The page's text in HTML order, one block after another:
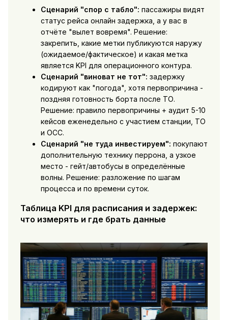
Сценарий "спор с табло": пассажиры видят
статус рейса онлайн задержка, а у вас в
отчёте "вылет вовремя". Решение:
закрепить, какие метки публикуются наружу
(ожидаемое/фактическое) и какая метка
является KPI для операционного контура.
Сценарий "виноват не тот": задержку
кодируют как "погода", хотя первопричина -
поздняя готовность борта после ТО.
Решение: правило первопричины + аудит 5-10
кейсов еженедельно с участием станции, ТО
и OCC.
Сценарий "не туда инвестируем": покупают
дополнительную технику перрона, а узкое
место - гейт/автобусы в определённые
волны. Решение: разложение по шагам
процесса и по времени суток.
Таблица KPI для расписания и задержек:
что измерять и где брать данные